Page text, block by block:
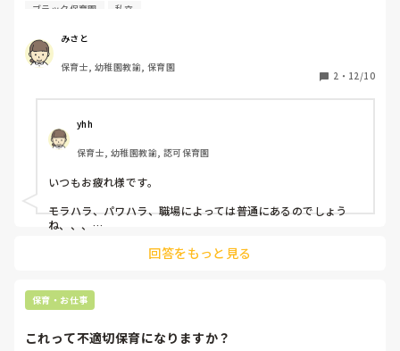
保育園で働いているのですが、幼児リーダーと年少の担任2
さそうだよね。私先生もヤバイ人な気がしてたんだよね」と
会話があったそうです。
私自身、3ヶ月前に転職をしてきた場で、A先生が休憩中に初
てくださったので嬉しかったのも覚えていますしそれ以降、
仕事の相談やプライベートなど話をする仲になりました。
間接的にA先生と私をヤバイ人と人格否定されたような気が
して、申し訳ないけれども不信感が募ってしまいました。ま
た、幼児リーダーの気に入った人と仲良くしなければヤバイ
人認定されてしまうのかとも思ってしまいました。深読みし
すぎかもしれませんが、孤立をさせたいのかなとも勘ぐって
しまいました。
実際にパワハラも見聞きしている園なので、相談窓口に相談
ブラック保育園 私立
みさと
保育士, 幼稚園教諭, 保育園
2 ・ 12/10
yhh
保育士, 幼稚園教諭, 認可保育園
いつもお疲れ様です。
モラハラ、パワハラ、職場によっては普通にあるのでしょう
ね、、、
「A先生と私先生が仲良さそう、、」のくだりは、普通に大
でもその中に巻き込まれる人は、呆れるという感情だけではい
私もみさとさんの立場だったらモヤモヤすると思います。
回答をもっと見る
保育・お仕事
これって不適切保育になりますか？